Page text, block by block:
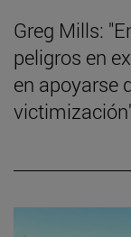
Greg Mills:
peligros en
en apoyarse